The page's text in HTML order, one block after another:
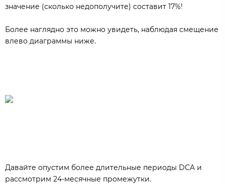
значение (сколько недополучите) составит 17%!
Более наглядно это можно увидеть, наблюдая смещение
влево диаграммы ниже.
Давайте опустим более длительные периоды DCA и
рассмотрим 24-месячные промежутки.